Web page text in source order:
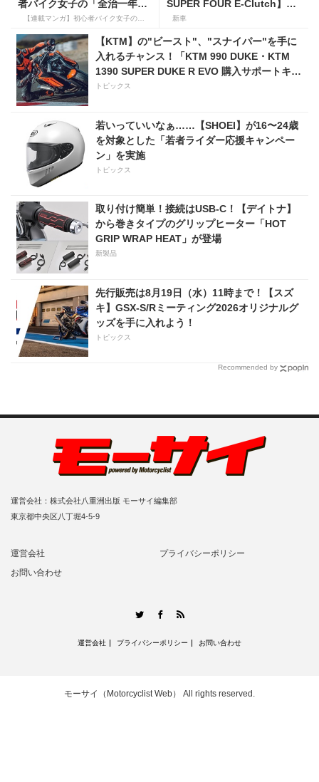
者バイク女子の「全治一年」
から始める起死回生日記
SUPER FOUR E-Clutch】8
月21日に発売！ 価格99万
新車
【KTM】の"ビースト"、"スナイパー"を手に
入れるチャンス！「KTM 990 DUKE・KTM
1390 SUPER DUKE R EVO 購入サポートキャ
ンペーン」
トピックス
若いっていいなぁ……【SHOEI】が16〜24歳
を対象とした「若者ライダー応援キャンペー
ン」を実施
トピックス
取り付け簡単！接続はUSB-C！【デイトナ】
から巻きタイプのグリップヒーター「HOT
GRIP WRAP HEAT」が登場
新製品
先行販売は8月19日（水）11時まで！【スズ
キ】GSX-S/Rミーティング2026オリジナルグ
ッズを手に入れよう！
トピックス
Recommended by
運営会社：株式会社八重洲出版 モーサイ編集部
東京都中央区八丁堀4-5-9
運営会社
プライバシーポリシー
お問い合わせ
TwitterFacebook
運営会社 プライバシーポリシー お問い合わせ
モーサイ（Motorcyclist Web） All rights reserved.